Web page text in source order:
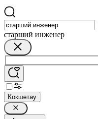
старший инженер
Кокшетау